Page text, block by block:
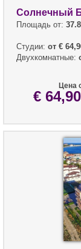
Солнечный
Площадь от:
Студии: от €
Двухкомнатные:
Цена
€